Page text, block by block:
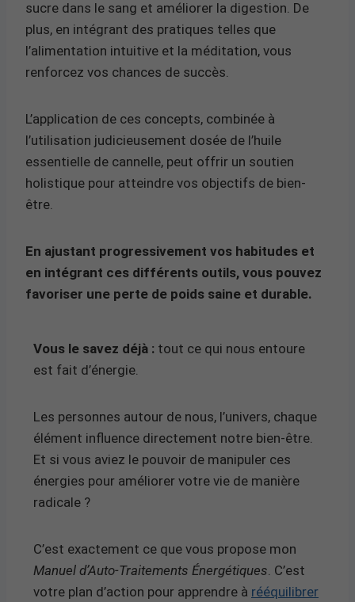
sucre dans le sang et améliorer la digestion. De
plus, en intégrant des pratiques telles que
l’alimentation intuitive et la méditation, vous
renforcez vos chances de succès.
L’application de ces concepts, combinée à
l’utilisation judicieusement dosée de l’huile
essentielle de cannelle, peut offrir un soutien
holistique pour atteindre vos objectifs de bien-
être.
En ajustant progressivement vos habitudes et
en intégrant ces différents outils, vous pouvez
favoriser une perte de poids saine et durable.
Vous le savez déjà : tout ce qui nous entoure
est fait d’énergie.
Les personnes autour de nous, l’univers, chaque
élément influence directement notre bien-être.
Et si vous aviez le pouvoir de manipuler ces
énergies pour améliorer votre vie de manière
radicale ?
C’est exactement ce que vous propose mon
Manuel d’Auto-Traitements Énergétiques . C’est
votre plan d’action pour apprendre à rééquilibrer